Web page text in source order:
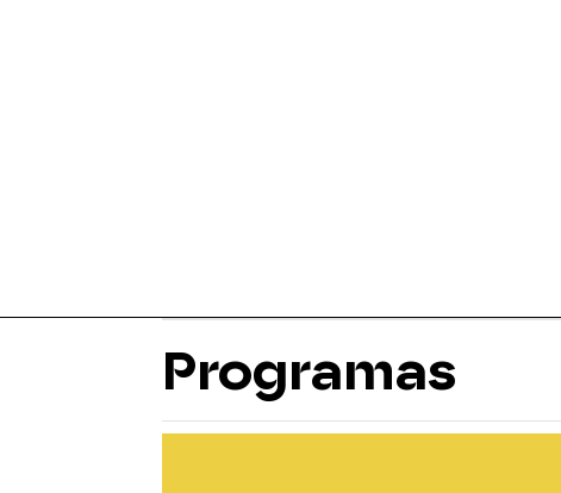
Programas